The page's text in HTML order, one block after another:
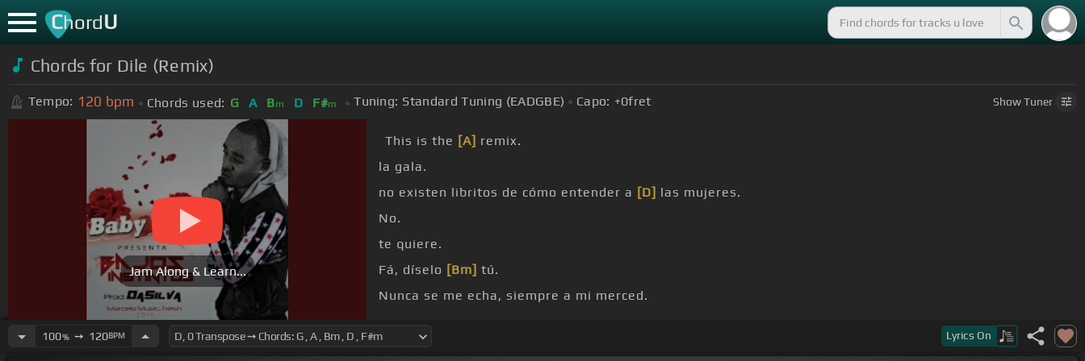
ChordU
Chords for Dile (Remix)
Tempo: 120 bpm Chords used: G A Bm D F#m Tuning: Standard Tuning (EADGBE) Capo: +0fret ShowTuner
Jam Along & Learn...
This is the [A] remix.
la gala.
no existen libritos de cómo entender a [D] las mujeres.
No.
te quiere.
Fá, díselo [Bm] tú.
Nunca se me echa, siempre a mi merced.
100%➙ 120BPM Lyrics On